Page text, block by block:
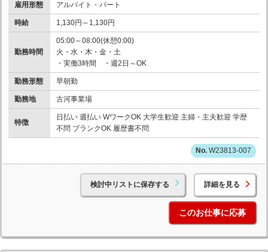
雇用形態 アルバイト・パート
時給 1,130円～1,130円
勤務時間
05:00～08:00(休憩0:00)
火・水・木・金・土
・実働3時間 ・週2日～OK
勤務形態 早朝勤
勤務地 古河事業場
特徴
日払い 週払い WワークOK 大学生歓迎 主婦・主夫歓迎 学歴
不問 ブランクOK 履歴書不問
W23813-007
検討中リストに保存する 詳細を見る
このお仕事に応募